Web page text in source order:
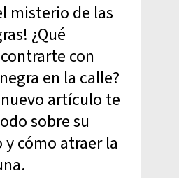
misterio de las
¿Qué
con
en la calle?
artículo te
sobre su
cómo atraer la